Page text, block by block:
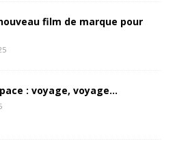
film de marque pour
: voyage, voyage…